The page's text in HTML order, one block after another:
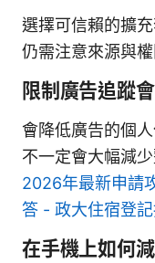
選擇可信賴的擴
仍需注意來源與
限制廣告追蹤
會降低廣告的個
不一定會大幅減
2026年最新申請
答 - 政大住宿登
在手機上如何